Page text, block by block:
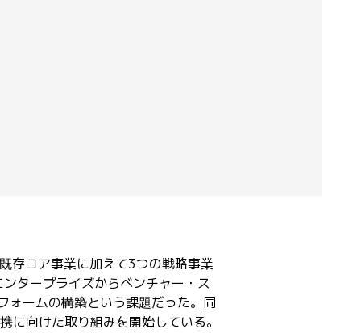
存コア事業に加えて3つの戦略事業
タープライズからベンチャー・ス
ォームの構築という課題だった。同
向けた取り組みを開始している。